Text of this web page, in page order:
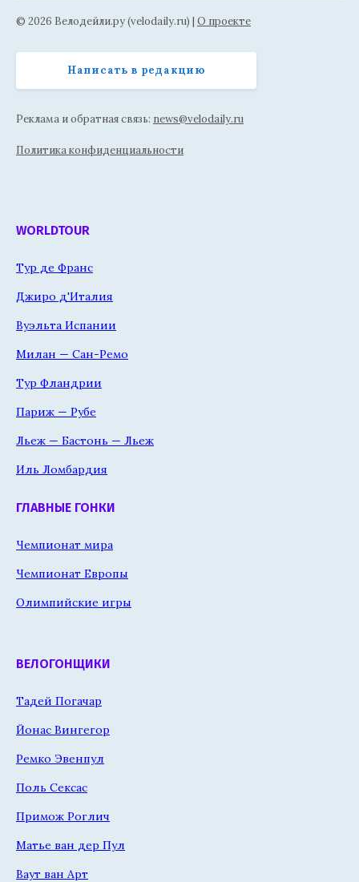
© 2026 Велодейли.ру (velodaily.ru) | О проекте
Написать в редакцию
Реклама и обратная связь: news@velodaily.ru
Политика конфиденциальности
WORLDTOUR
Тур де Франс
Джиро д'Италия
Вуэльта Испании
Милан — Сан-Ремо
Тур Фландрии
Париж — Рубе
Льеж — Бастонь — Льеж
Иль Ломбардия
ГЛАВНЫЕ ГОНКИ
Чемпионат мира
Чемпионат Европы
Олимпийские игры
ВЕЛОГОНЩИКИ
Тадей Погачар
Йонас Вингегор
Ремко Эвенпул
Поль Сексас
Примож Роглич
Матье ван дер Пул
Ваут ван Арт